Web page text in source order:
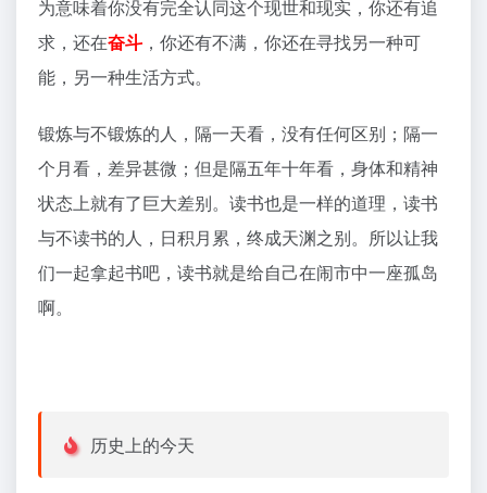
为意味着你没有完全认同这个现世和现实，你还有追
求，还在奋斗 ，你还有不满，你还在寻找另一种可
能，另一种生活方式。
锻炼与不锻炼的人，隔一天看，没有任何区别；隔一
个月看，差异甚微；但是隔五年十年看，身体和精神
状态上就有了巨大差别。读书也是一样的道理，读书
与不读书的人，日积月累，终成天渊之别。所以让我
们一起拿起书吧，读书就是给自己在闹市中一座孤岛
啊。
历史上的今天